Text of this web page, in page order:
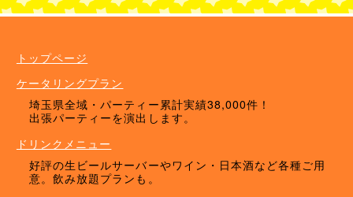
ケータリングプラン
ドリンクメニュー
単品オプション
トップページ
ケータリングプラン
埼玉県全域・パーティー累計実績38,000件！
出張パーティーを演出します。
ドリンクメニュー
好評の生ビールサーバーやワイン・日本酒など各種ご用
意。飲み放題プランも。